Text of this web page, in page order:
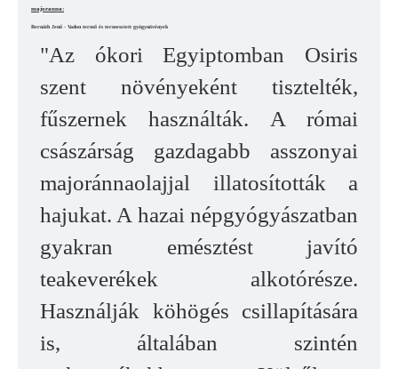
majoranna:
Bernáth Jenő - Vadon termő és termesztett gyógynövények
"Az ókori Egyiptomban Osiris
szent növényeként tisztelték,
fűszernek használták. A római
császárság gazdagabb asszonyai
majoránnaolajjal illatosították a
hajukat. A hazai népgyógyászatban
gyakran emésztést javító
teakeverékek alkotórésze.
Használják köhögés csillapítására
is, általában szintén